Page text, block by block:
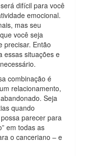
difícil para você
emocional.
mas seu
você seja
precisar. Então
essas situações e
combinação é
relacionamento,
Seja
quando
parecer para
em todas as
o canceriano – e